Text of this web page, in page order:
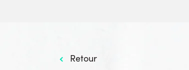
Retour